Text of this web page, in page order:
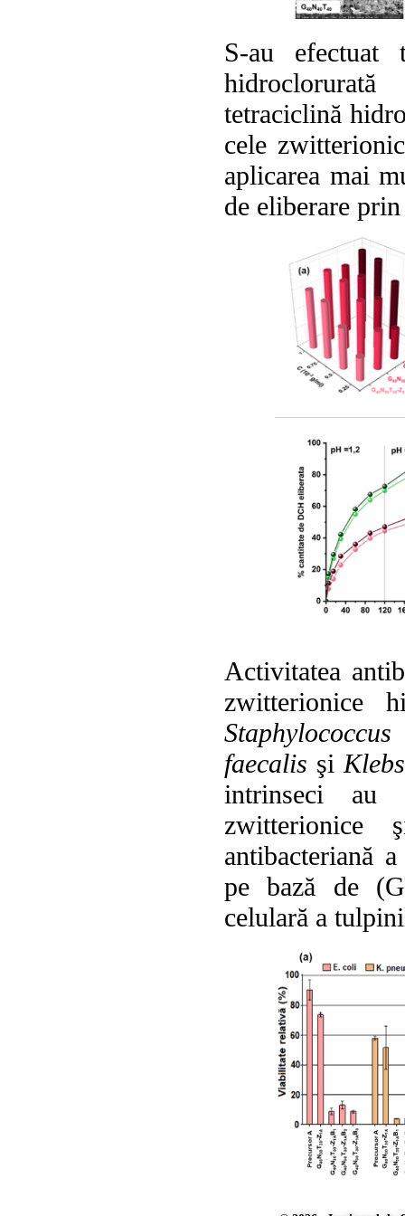
S-au efectuat
tetraciclină
cele
aplicarea mai
de eliberare
Activitatea
zwitterionice
faecalis şi
intrinseci au
antibacteriană
pe bază de
celulară a